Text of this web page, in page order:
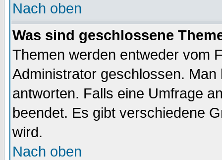
Nach oben
Was sind geschlossene
Themen werden entweder vom
Administrator geschlossen.
antworten. Falls eine Umfrage
beendet. Es gibt verschiedene
wird.
Nach oben